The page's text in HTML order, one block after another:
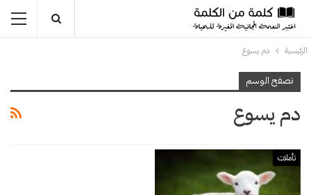
الرئيسية دم يسوع
تصفح الوسم
دم يسوع
تأملات